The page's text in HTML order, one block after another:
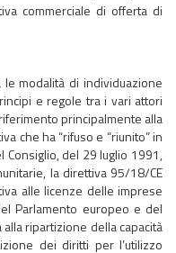
commerciale di offerta di
modalità di individuazione
e regole tra i vari attori
principalmente alla
che ha “rifuso e “riunito” in
Consiglio, del 29 luglio 1991,
la direttiva 95/18/CE
alle licenze delle imprese
Parlamento europeo e del
ripartizione della capacità
dei diritti per l’utilizzo